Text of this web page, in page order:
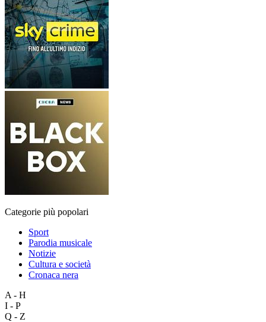
Categorie più popolari
Sport
Parodia musicale
Notizie
Cultura e società
Cronaca nera
A - H
I - P
Q - Z